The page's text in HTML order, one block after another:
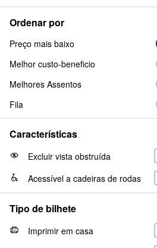
Ordenar por
Preço mais baixo
Melhor custo-beneficio
Melhores Assentos
Fila
Características
Excluir vista obstruída
Acessível a cadeiras de rodas
Tipo de bilhete
Imprimir em casa